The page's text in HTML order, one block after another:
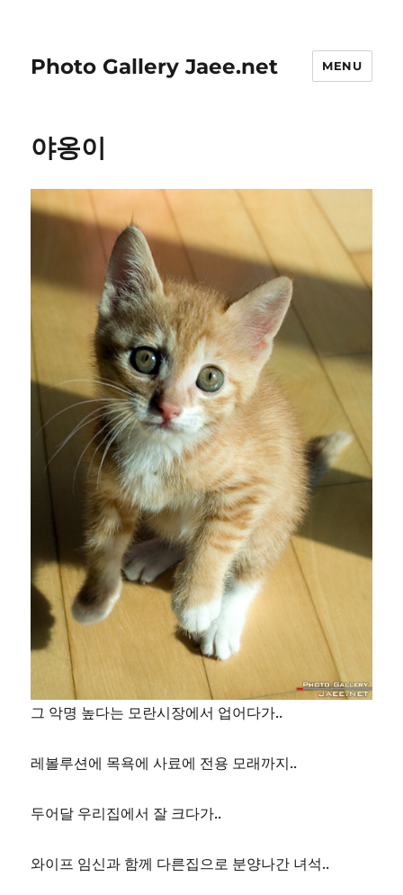
Photo Gallery Jaee.net MENU
야옹이
그 악명 높다는 모란시장에서 업어다가..
레볼루션에 목욕에 사료에 전용 모래까지..
두어달 우리집에서 잘 크다가..
와이프 임신과 함께 다른집으로 분양나간 녀석..